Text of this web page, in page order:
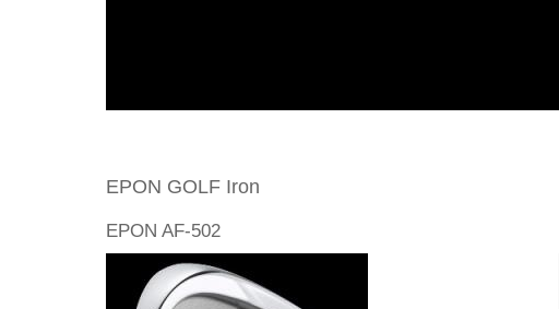
EPON GOLF Iron
EPON AF-502